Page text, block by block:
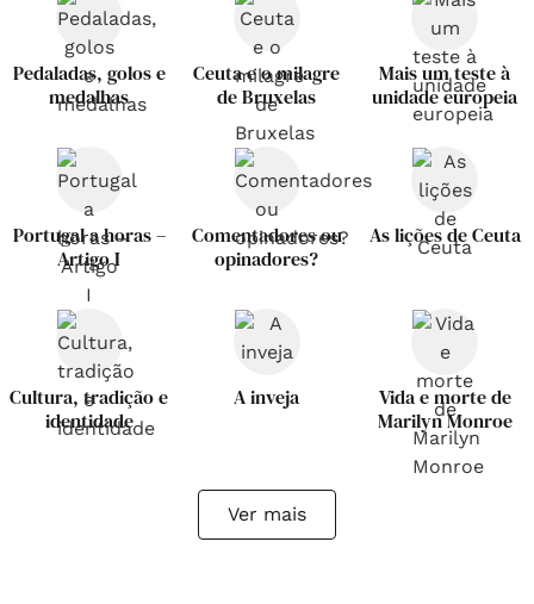
Pedaladas, golos e
medalhas
Ceuta e o milagre
de Bruxelas
Mais um teste à
unidade europeia
Portugal a horas –
Artigo I
Comentadores ou
opinadores?
As lições de Ceuta
Cultura, tradição e
identidade
A inveja
Vida e morte de
Marilyn Monroe
Ver mais